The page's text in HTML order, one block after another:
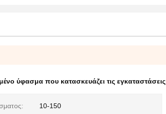
ύφασμα που κατασκευάζει τις εγκαταστάσεις
10-150